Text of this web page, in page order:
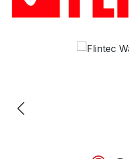
Bildergalerie überspringen